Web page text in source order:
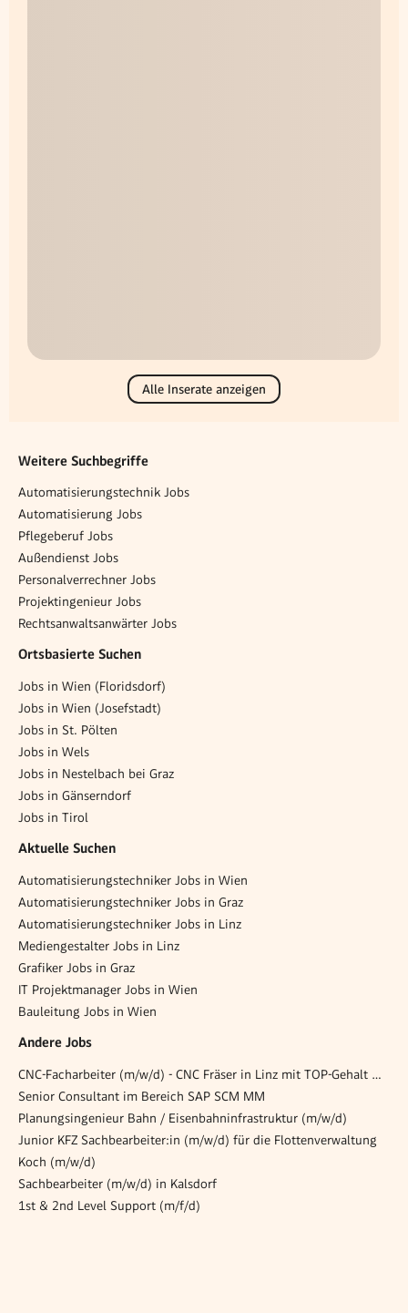
Alle Inserate anzeigen
Weitere Suchbegriffe
Automatisierungstechnik Jobs
Automatisierung Jobs
Pflegeberuf Jobs
Außendienst Jobs
Personalverrechner Jobs
Projektingenieur Jobs
Rechtsanwaltsanwärter Jobs
Ortsbasierte Suchen
Jobs in Wien (Floridsdorf)
Jobs in Wien (Josefstadt)
Jobs in St. Pölten
Jobs in Wels
Jobs in Nestelbach bei Graz
Jobs in Gänserndorf
Jobs in Tirol
Aktuelle Suchen
Automatisierungstechniker Jobs in Wien
Automatisierungstechniker Jobs in Graz
Automatisierungstechniker Jobs in Linz
Mediengestalter Jobs in Linz
Grafiker Jobs in Graz
IT Projektmanager Jobs in Wien
Bauleitung Jobs in Wien
Andere Jobs
CNC-Facharbeiter (m/w/d) - CNC Fräser in Linz mit TOP-Gehalt wird gesucht!
Senior Consultant im Bereich SAP SCM MM
Planungsingenieur Bahn / Eisenbahninfrastruktur (m/w/d)
Junior KFZ Sachbearbeiter:in (m/w/d) für die Flottenverwaltung
Koch (m/w/d)
Sachbearbeiter (m/w/d) in Kalsdorf
1st & 2nd Level Support (m/f/d)